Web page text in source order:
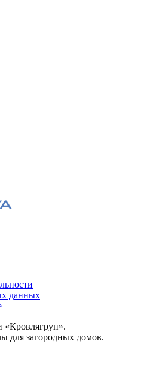
данных
«Кровлягруп».
для загородных домов.